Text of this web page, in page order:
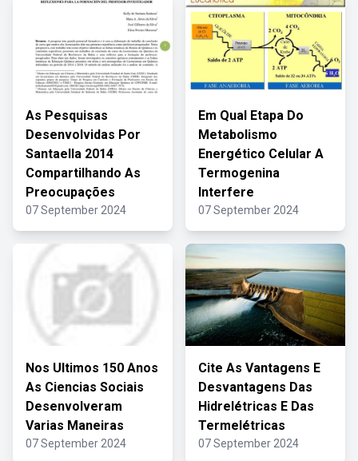
As Pesquisas
Desenvolvidas Por
Santaella 2014
Compartilhando As
Preocupações
07 September 2024
Em Qual Etapa Do
Metabolismo
Energético Celular A
Termogenina
Interfere
07 September 2024
Nos Ultimos 150 Anos
As Ciencias Sociais
Desenvolveram
Varias Maneiras
07 September 2024
Cite As Vantagens E
Desvantagens Das
Hidrelétricas E Das
Termelétricas
07 September 2024